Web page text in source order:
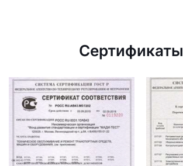
Сертификаты